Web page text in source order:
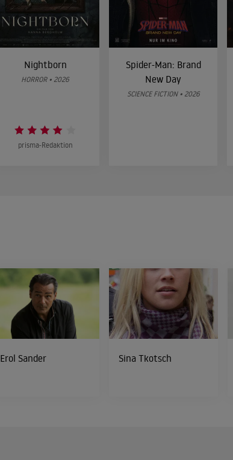
Nightborn
HORROR • 2026
prisma-Redaktion
Spider-Man: Brand
New Day
SCIENCE FICTION • 2026
Erol Sander Sina Tkotsch